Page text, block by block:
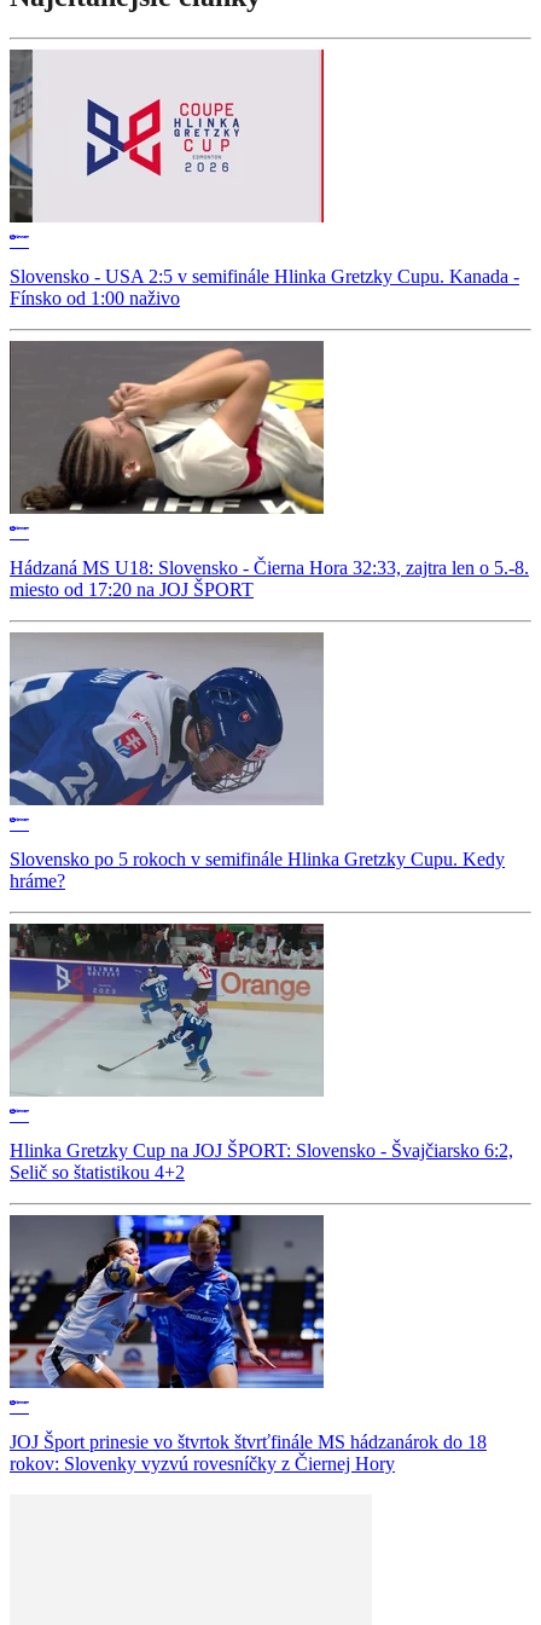
Slovensko - USA 2:5 v semifinále Hlinka Gretzky Cupu. Kanada -
Fínsko od 1:00 naživo
Hádzaná MS U18: Slovensko - Čierna Hora 32:33, zajtra len o 5.-8.
miesto od 17:20 na JOJ ŠPORT
Slovensko po 5 rokoch v semifinále Hlinka Gretzky Cupu. Kedy
hráme?
Hlinka Gretzky Cup na JOJ ŠPORT: Slovensko - Švajčiarsko 6:2,
Selič so štatistikou 4+2
JOJ Šport prinesie vo štvrtok štvrťfinále MS hádzanárok do 18
rokov: Slovenky vyzvú rovesníčky z Čiernej Hory